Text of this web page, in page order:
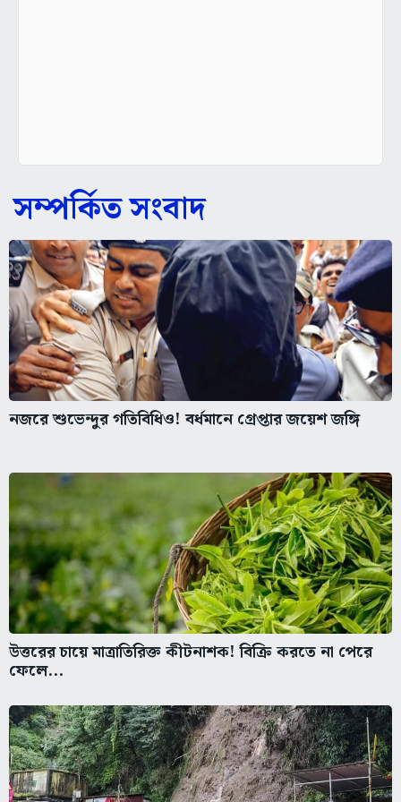
সম্পর্কিত সংবাদ
নজরে শুভেন্দুর গতিবিধিও! বর্ধমানে গ্রেপ্তার জয়েশ জঙ্গি
উত্তরের চায়ে মাত্রাতিরিক্ত কীটনাশক! বিক্রি করতে না পেরে
ফেলে...